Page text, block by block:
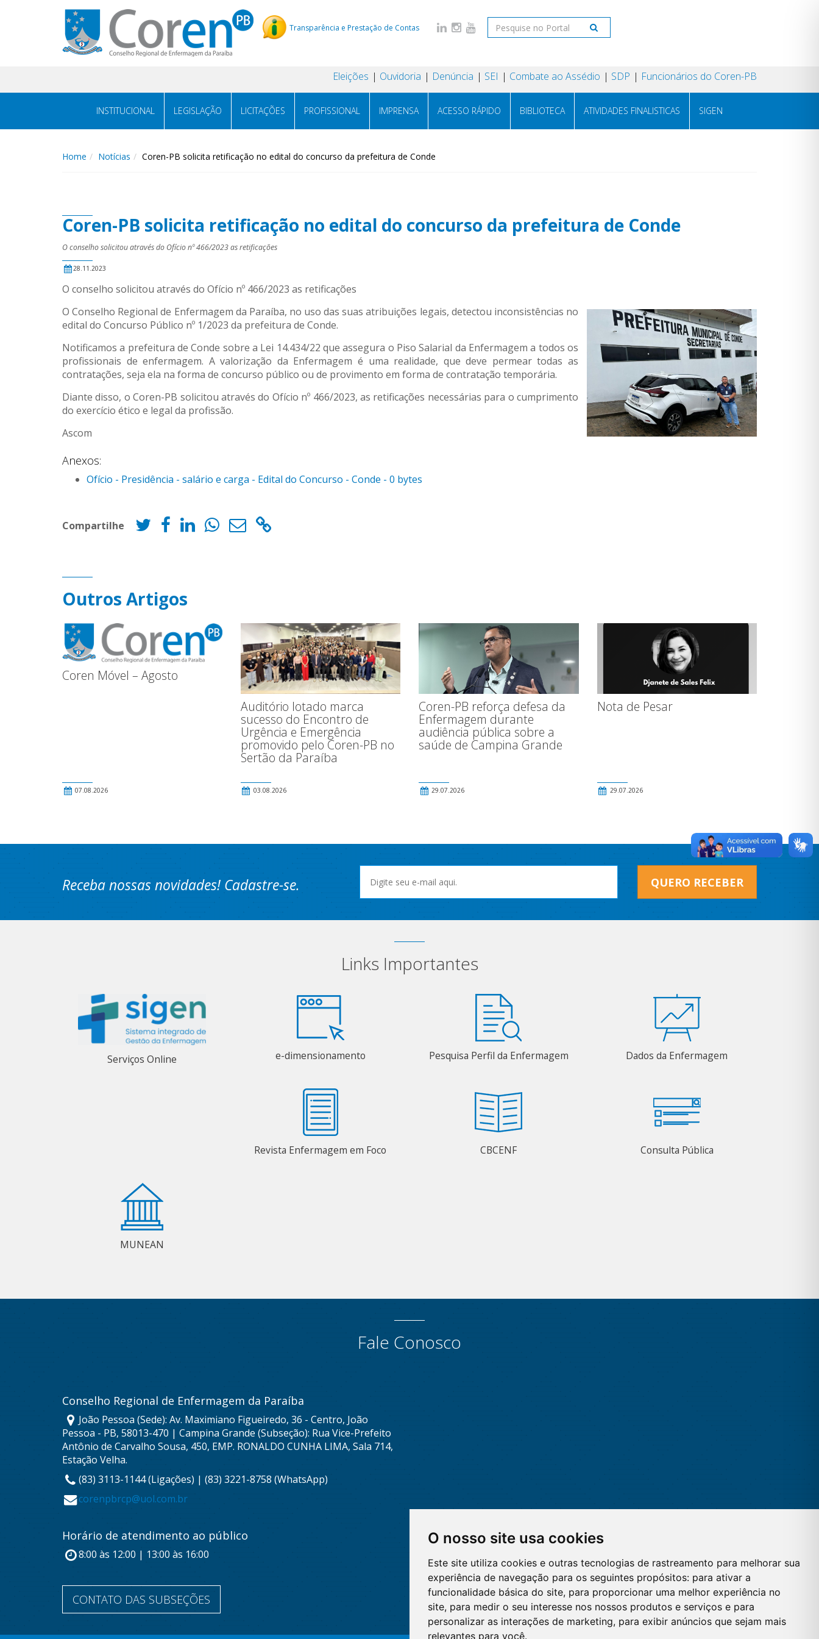
O nosso site usa cookies
Este site utiliza cookies e outras tecnologias de rastreamento para melhorar sua
experiência de navegação para os seguintes propósitos: para ativar a
funcionalidade básica do site, para proporcionar uma melhor experiência no
site, para medir o seu interesse nos nossos produtos e serviços e para
personalizar as interações de marketing, para exibir anúncios que sejam mais
relevantes para você.
Transparência e Prestação de Contas
Eleições Ouvidoria Denúncia SEI Combate ao Assédio SDP Funcionários do Coren-PB
INSTITUCIONAL LEGISLAÇÃO LICITAÇÕES PROFISSIONAL IMPRENSA ACESSO RÁPIDO BIBLIOTECA ATIVIDADES FINALISTICAS SIGEN
Home Notícias Coren-PB solicita retificação no edital do concurso da prefeitura de Conde
Coren-PB solicita retificação no edital do concurso da prefeitura de Conde
O conselho solicitou através do Ofício nº 466/2023 as retificações
28.11.2023
O conselho solicitou através do Ofício nº 466/2023 as retificações
O Conselho Regional de Enfermagem da Paraíba, no uso das suas atribuições legais, detectou inconsistências no
edital do Concurso Público nº 1/2023 da prefeitura de Conde.
Notificamos a prefeitura de Conde sobre a Lei 14.434/22 que assegura o Piso Salarial da Enfermagem a todos os
profissionais de enfermagem. A valorização da Enfermagem é uma realidade, que deve permear todas as
contratações, seja ela na forma de concurso público ou de provimento em forma de contratação temporária.
Diante disso, o Coren-PB solicitou através do Ofício nº 466/2023, as retificações necessárias para o cumprimento
do exercício ético e legal da profissão.
Ascom
Anexos:
Ofício - Presidência - salário e carga - Edital do Concurso - Conde - 0 bytes
Compartilhe
Outros Artigos
Coren Móvel – Agosto
07.08.2026
Auditório lotado marca
sucesso do Encontro de
Urgência e Emergência
promovido pelo Coren-PB no
Sertão da Paraíba
03.08.2026
Coren-PB reforça defesa da
Enfermagem durante
audiência pública sobre a
saúde de Campina Grande
29.07.2026
Nota de Pesar
29.07.2026
Receba nossas novidades! Cadastre-se. QUERO RECEBER
Links Importantes
Serviços Online e-dimensionamento Pesquisa Perfil da Enfermagem Dados da Enfermagem
Revista Enfermagem em Foco CBCENF Consulta Pública
MUNEAN
Fale Conosco
Conselho Regional de Enfermagem da Paraíba
João Pessoa (Sede): Av. Maximiano Figueiredo, 36 - Centro, João
Pessoa - PB, 58013-470 | Campina Grande (Subseção): Rua Vice-Prefeito
Antônio de Carvalho Sousa, 450, EMP. RONALDO CUNHA LIMA, Sala 714,
Estação Velha.
(83) 3113-1144 (Ligações) | (83) 3221-8758 (WhatsApp)
corenpbrcp@uol.com.br
Horário de atendimento ao público
8:00 às 12:00 | 13:00 às 16:00
CONTATO DAS SUBSEÇÕES